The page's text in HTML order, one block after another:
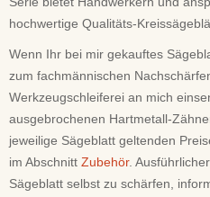
hochwertige Qualitäts-
Wenn Ihr bei mir gekauftes
zum fachmännischen
Werkzeugschleiferei an mich
ausgebrochenen Hartmetall-
jeweilige Sägeblatt geltenden
im Abschnitt Zubehör.
Sägeblatt selbst zu schärfen,